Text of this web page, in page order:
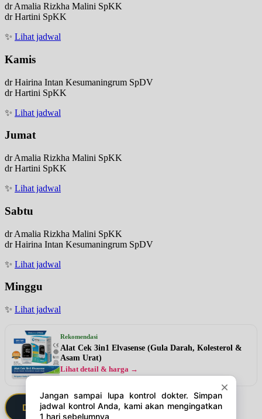
dr Amalia Rizkha Malini SpKK
dr Hartini SpKK
✨ Lihat jadwal
Kamis
dr Hairina Intan Kesumaningrum SpDV
dr Hartini SpKK
✨ Lihat jadwal
Jumat
dr Amalia Rizkha Malini SpKK
dr Hartini SpKK
✨ Lihat jadwal
Sabtu
dr Amalia Rizkha Malini SpKK
dr Hairina Intan Kesumaningrum SpDV
✨ Lihat jadwal
Minggu
✨ Lihat jadwal
Rekomendasi
Alat Cek 3in1 Elvasense (Gula Darah, Kolesterol &
Asam Urat)
Lihat detail & harga →
Daftarkan Saya via Member VIP